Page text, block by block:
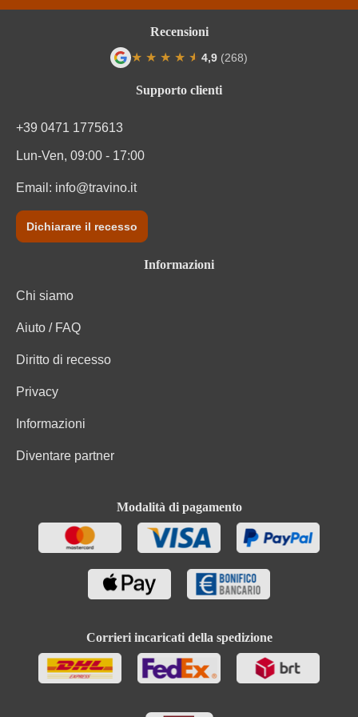
Residuo zuccherino Secco / Dry
Varietà di uva
Supporto clienti
+39 0471 1775613
Lun-Ven, 09:00 - 17:00
Email: info@travino.it
Dichiarare il recesso
Informazioni
Chi siamo
Aiuto / FAQ
Diritto di recesso
Privacy
Informazioni
Diventare partner
Modalità di pagamento
Corrieri incaricati della spedizione
Recensioni
★ ★ ★ ★ ★
★ 4,9 (268)